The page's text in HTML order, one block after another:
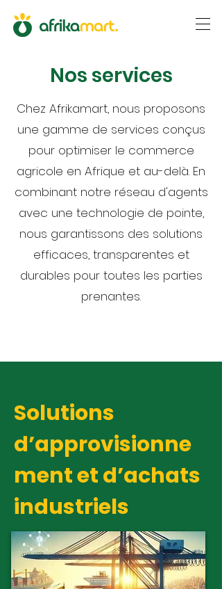
Nos services
Chez Afrikamart, nous proposons
une gamme de services conçus
pour optimiser le commerce
agricole en Afrique et au-delà. En
combinant notre réseau d'agents
avec une technologie de pointe,
nous garantissons des solutions
efficaces, transparentes et
durables pour toutes les parties
prenantes.
Solutions
d’approvisionne
ment et d’achats
industriels